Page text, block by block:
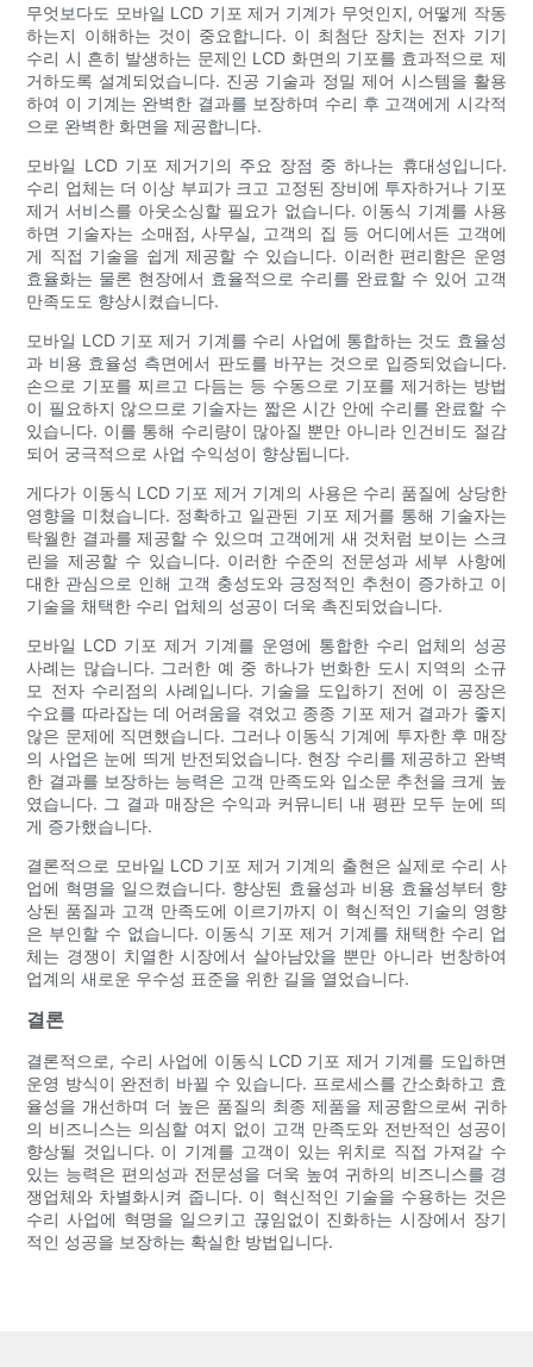
무엇보다도 모바일 LCD 기포 제거 기계가 무엇인지, 어떻게 작동
하는지 이해하는 것이 중요합니다. 이 최첨단 장치는 전자 기기
수리 시 흔히 발생하는 문제인 LCD 화면의 기포를 효과적으로 제
거하도록 설계되었습니다. 진공 기술과 정밀 제어 시스템을 활용
하여 이 기계는 완벽한 결과를 보장하며 수리 후 고객에게 시각적
으로 완벽한 화면을 제공합니다.
모바일 LCD 기포 제거기의 주요 장점 중 하나는 휴대성입니다.
수리 업체는 더 이상 부피가 크고 고정된 장비에 투자하거나 기포
제거 서비스를 아웃소싱할 필요가 없습니다. 이동식 기계를 사용
하면 기술자는 소매점, 사무실, 고객의 집 등 어디에서든 고객에
게 직접 기술을 쉽게 제공할 수 있습니다. 이러한 편리함은 운영
효율화는 물론 현장에서 효율적으로 수리를 완료할 수 있어 고객
만족도도 향상시켰습니다.
모바일 LCD 기포 제거 기계를 수리 사업에 통합하는 것도 효율성
과 비용 효율성 측면에서 판도를 바꾸는 것으로 입증되었습니다.
손으로 기포를 찌르고 다듬는 등 수동으로 기포를 제거하는 방법
이 필요하지 않으므로 기술자는 짧은 시간 안에 수리를 완료할 수
있습니다. 이를 통해 수리량이 많아질 뿐만 아니라 인건비도 절감
되어 궁극적으로 사업 수익성이 향상됩니다.
게다가 이동식 LCD 기포 제거 기계의 사용은 수리 품질에 상당한
영향을 미쳤습니다. 정확하고 일관된 기포 제거를 통해 기술자는
탁월한 결과를 제공할 수 있으며 고객에게 새 것처럼 보이는 스크
린을 제공할 수 있습니다. 이러한 수준의 전문성과 세부 사항에
대한 관심으로 인해 고객 충성도와 긍정적인 추천이 증가하고 이
기술을 채택한 수리 업체의 성공이 더욱 촉진되었습니다.
모바일 LCD 기포 제거 기계를 운영에 통합한 수리 업체의 성공
사례는 많습니다. 그러한 예 중 하나가 번화한 도시 지역의 소규
모 전자 수리점의 사례입니다. 기술을 도입하기 전에 이 공장은
수요를 따라잡는 데 어려움을 겪었고 종종 기포 제거 결과가 좋지
않은 문제에 직면했습니다. 그러나 이동식 기계에 투자한 후 매장
의 사업은 눈에 띄게 반전되었습니다. 현장 수리를 제공하고 완벽
한 결과를 보장하는 능력은 고객 만족도와 입소문 추천을 크게 높
였습니다. 그 결과 매장은 수익과 커뮤니티 내 평판 모두 눈에 띄
게 증가했습니다.
결론적으로 모바일 LCD 기포 제거 기계의 출현은 실제로 수리 사
업에 혁명을 일으켰습니다. 향상된 효율성과 비용 효율성부터 향
상된 품질과 고객 만족도에 이르기까지 이 혁신적인 기술의 영향
은 부인할 수 없습니다. 이동식 기포 제거 기계를 채택한 수리 업
체는 경쟁이 치열한 시장에서 살아남았을 뿐만 아니라 번창하여
업계의 새로운 우수성 표준을 위한 길을 열었습니다.
결론
결론적으로, 수리 사업에 이동식 LCD 기포 제거 기계를 도입하면
운영 방식이 완전히 바뀔 수 있습니다. 프로세스를 간소화하고 효
율성을 개선하며 더 높은 품질의 최종 제품을 제공함으로써 귀하
의 비즈니스는 의심할 여지 없이 고객 만족도와 전반적인 성공이
향상될 것입니다. 이 기계를 고객이 있는 위치로 직접 가져갈 수
있는 능력은 편의성과 전문성을 더욱 높여 귀하의 비즈니스를 경
쟁업체와 차별화시켜 줍니다. 이 혁신적인 기술을 수용하는 것은
수리 사업에 혁명을 일으키고 끊임없이 진화하는 시장에서 장기
적인 성공을 보장하는 확실한 방법입니다.